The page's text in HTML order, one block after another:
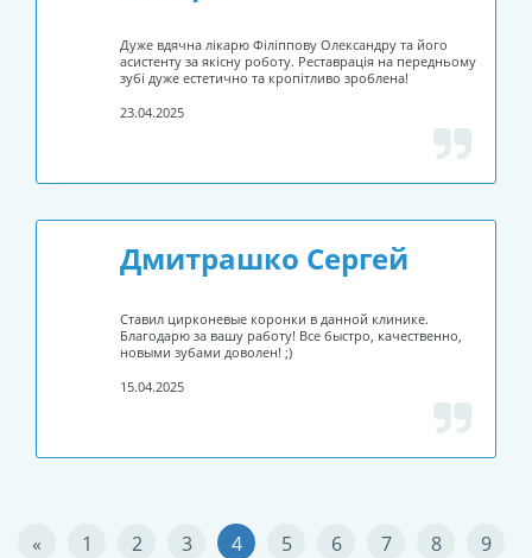
Дуже вдячна лікарю Філіппову Олександру та його
асистенту за якісну роботу. Реставрація на передньому
зубі дуже естетично та кропітливо зроблена!
23.04.2025
Дмитрашко Сергей
Ставил цирконевые коронки в данной клинике.
Благодарю за вашу работу! Все быстро, качественно,
новыми зубами доволен! ;)
15.04.2025
« 1 2 3 4 5 6 7 8
9